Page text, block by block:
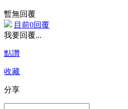
暫無回覆
目前0回覆
我要回覆...
點讚
收藏
分享